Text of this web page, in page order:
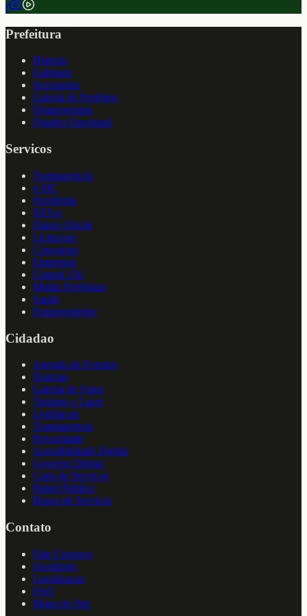
f
Prefeitura
Historia
Gabinete
Secretarias
Galeria de Prefeitos
Organograma
Quadro Funcional
Servicos
Transparencia
e-SIC
Ouvidoria
NFS-e
Diario Oficial
Licitacoes
Concursos
Empregos
Central 156
Minha Prefeitura
Saude
Empreendedor
Cidadao
Agenda de Eventos
Noticias
Galeria de Fotos
Turismo e Lazer
Legislacao
Transparencia
Privacidade
Acessibilidade Digital
Governo Digital
Carta de Servicos
Painel Publico
Busca de Servicos
Contato
Fale Conosco
Ouvidoria
Localizacao
FAQ
Mapa do Site